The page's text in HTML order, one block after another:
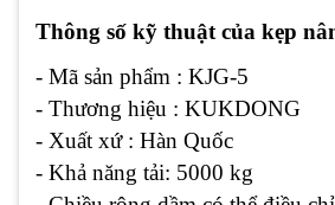
Thông số kỹ thuật của kẹp
- Mã sản phẩm : KJG-5
- Thương hiệu : KUKDONG
- Xuất xứ : Hàn Quốc
- Khả năng tải: 5000 kg